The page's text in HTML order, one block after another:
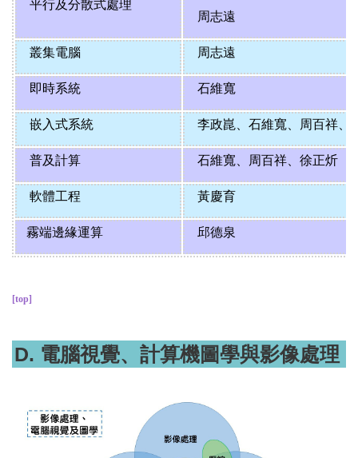
平行及分散式處理
周志遠
叢集電腦 周志遠
即時系統 石維寬
嵌入式系統 李政崑 、石維寬 周百祥
普及計算 石維寬 周百祥 、徐正炘
軟體工程 黃慶育
霧端邊緣運算 邱德泉
[top]
D. 電腦視覺、計算機圖學與影像處理